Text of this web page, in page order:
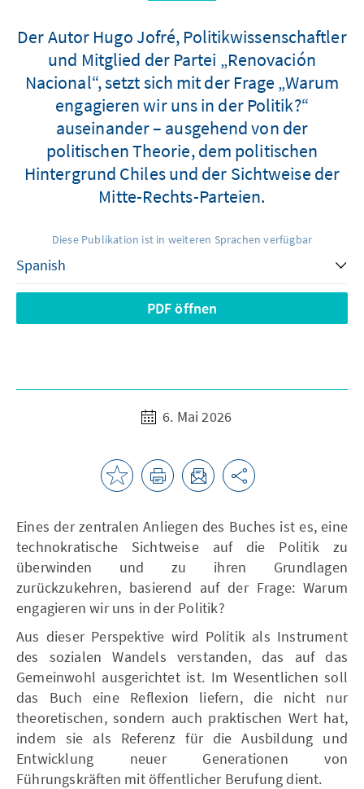
Der Autor Hugo Jofré, Politikwissenschaftler
und Mitglied der Partei „Renovación
Nacional“, setzt sich mit der Frage „Warum
engagieren wir uns in der Politik?“
auseinander – ausgehend von der
politischen Theorie, dem politischen
Hintergrund Chiles und der Sichtweise der
Mitte-Rechts-Parteien.
Diese Publikation ist in weiteren Sprachen verfügbar
PDF öffnen
6. Mai 2026
Eines der zentralen Anliegen des Buches ist es, eine
technokratische Sichtweise auf die Politik zu
überwinden und zu ihren Grundlagen
zurückzukehren, basierend auf der Frage: Warum
engagieren wir uns in der Politik?
Aus dieser Perspektive wird Politik als Instrument
des sozialen Wandels verstanden, das auf das
Gemeinwohl ausgerichtet ist. Im Wesentlichen soll
das Buch eine Reflexion liefern, die nicht nur
theoretischen, sondern auch praktischen Wert hat,
indem sie als Referenz für die Ausbildung und
Entwicklung neuer Generationen von
Führungskräften mit öffentlicher Berufung dient.